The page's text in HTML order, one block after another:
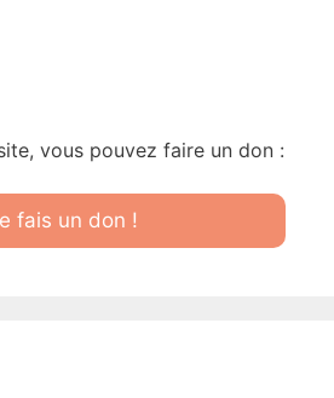
vous pouvez faire un don :
fais un don !